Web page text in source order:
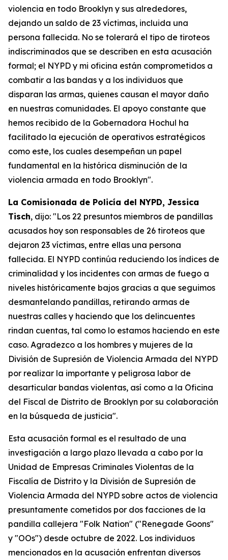
violencia en todo Brooklyn y sus alrededores,
dejando un saldo de 23 víctimas, incluida una
persona fallecida. No se tolerará el tipo de tiroteos
indiscriminados que se describen en esta acusación
formal; el NYPD y mi oficina están comprometidos a
combatir a las bandas y a los individuos que
disparan las armas, quienes causan el mayor daño
en nuestras comunidades. El apoyo constante que
hemos recibido de la Gobernadora Hochul ha
facilitado la ejecución de operativos estratégicos
como este, los cuales desempeñan un papel
fundamental en la histórica disminución de la
violencia armada en todo Brooklyn".
La Comisionada de Policía del NYPD, Jessica
Tisch, dijo: "Los 22 presuntos miembros de pandillas
acusados hoy son responsables de 26 tiroteos que
dejaron 23 víctimas, entre ellas una persona
fallecida. El NYPD continúa reduciendo los índices de
criminalidad y los incidentes con armas de fuego a
niveles históricamente bajos gracias a que seguimos
desmantelando pandillas, retirando armas de
nuestras calles y haciendo que los delincuentes
rindan cuentas, tal como lo estamos haciendo en este
caso. Agradezco a los hombres y mujeres de la
División de Supresión de Violencia Armada del NYPD
por realizar la importante y peligrosa labor de
desarticular bandas violentas, así como a la Oficina
del Fiscal de Distrito de Brooklyn por su colaboración
en la búsqueda de justicia".
Esta acusación formal es el resultado de una
investigación a largo plazo llevada a cabo por la
Unidad de Empresas Criminales Violentas de la
Fiscalía de Distrito y la División de Supresión de
Violencia Armada del NYPD sobre actos de violencia
presuntamente cometidos por dos facciones de la
pandilla callejera "Folk Nation" ("Renegade Goons"
y "OOs") desde octubre de 2022. Los individuos
mencionados en la acusación enfrentan diversos